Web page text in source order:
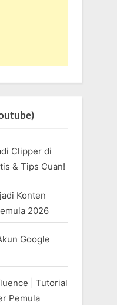
Clipper di
& Tips Cuan!
Konten
2026
Google
| Tutorial
Pemula